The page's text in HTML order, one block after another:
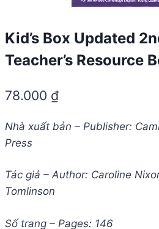
Kid’s Box Updated
Teacher’s Resource
78.000 ₫
Nhà xuất bản – Publisher:
Press
Tác giả – Author: Caroline
Tomlinson
Số trang – Pages: 146